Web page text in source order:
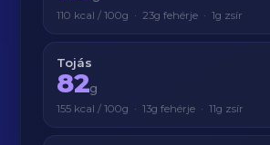
110 kcal / 100g · 23g fehérje · 1g zsír
Tojás
82g
155 kcal / 100g · 13g fehérje · 11g zsír